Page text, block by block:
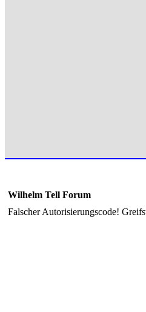
Wilhelm Tell Forum
Falscher Autorisierungscode!